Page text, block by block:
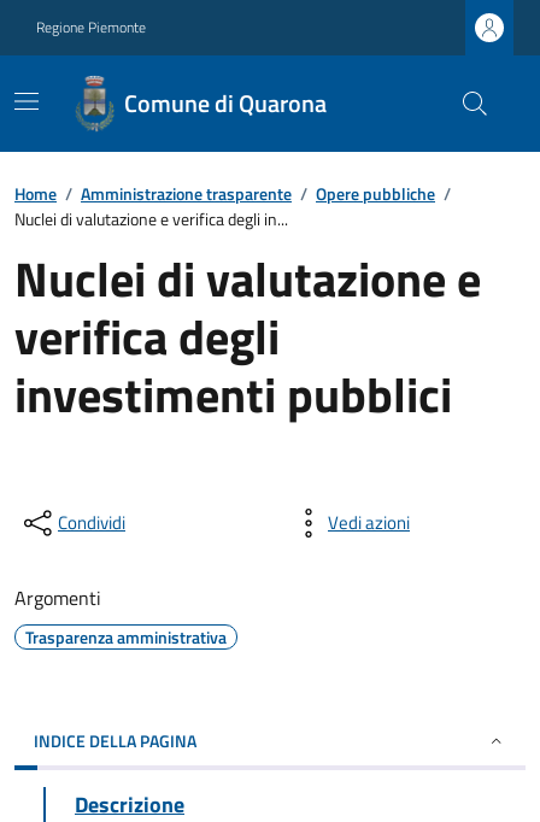
Regione Piemonte
Comune di Quarona
Home / Amministrazione trasparente / Opere pubbliche /
Nuclei di valutazione e verifica degli in...
Nuclei di valutazione e
verifica degli
investimenti pubblici
Condividi Vedi azioni
Argomenti
Trasparenza amministrativa
INDICE DELLA PAGINA
Descrizione